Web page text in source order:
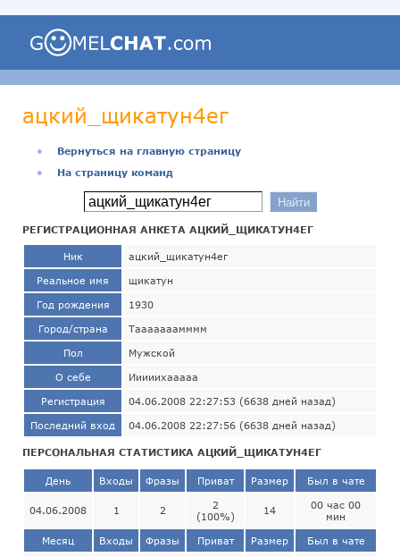
ацкий_щикатун4ег
●
Вернуться на главную страницу
●
На страницу команд
РЕГИСТРАЦИОННАЯ АНКЕТА АЦКИЙ_ЩИКАТУН4ЕГ
Ник ацкий_щикатун4ег
Реальное имя щикатун
Год рождения 1930
Город/страна Тааааааамммм
Пол Мужской
О себе Ииииихааааа
Регистрация 04.06.2008 22:27:53 (6638 дней назад)
Последний вход 04.06.2008 22:27:56 (6638 дней назад)
ПЕРСОНАЛЬНАЯ СТАТИСТИКА АЦКИЙ_ЩИКАТУН4ЕГ
День Входы Фразы Приват Размер Был в чате
04.06.2008 1 2
2
(100%)
14
00 час 00
мин
Месяц Входы Фразы Приват Размер Был в чате